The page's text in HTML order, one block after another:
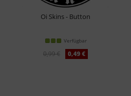
Oi Skins - Button
Verfügbar
0,99 € 0,49 €